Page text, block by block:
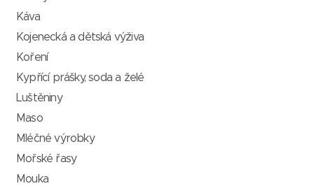
Káva
Kojenecká a dětská výživa
Koření
Kypřící prášky, soda a želé
Luštěniny
Maso
Mléčné výrobky
Mořské řasy
Mouka